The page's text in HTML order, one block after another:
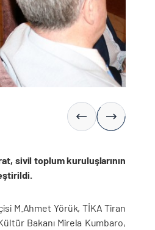
sivil toplum kuruluşlarının
M.Ahmet Yörük, TİKA Tiran
Bakanı Mirela Kumbaro,